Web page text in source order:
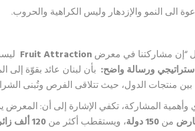
الى النمو والإزدهار وليس الكراهية والحروب.
“إن مشاركتنا في معرضFruit Attraction
ورسالة واضح: بأن لبنان عائد بقوّة إلى
بين منتجات الدول، حيث تتلاقى الفرص وتُبنى
المشاركة، تكفي الإشارة إلى أن: المعرض
من150دولة، ويستقطب أكثر من120ألف